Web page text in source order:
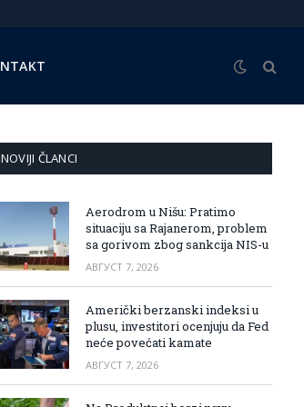
ČLANCI
Aerodrom u Nišu: Pratimo
situaciju sa Rajanerom, problem
sa gorivom zbog sankcija NIS-u
АВГУСТ 7, 2026
Američki berzanski indeksi u
plusu, investitori ocenjuju da Fed
neće povećati kamate
АВГУСТ 7, 2026